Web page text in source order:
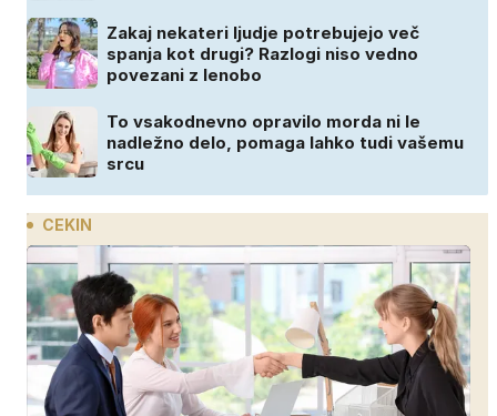
Zakaj nekateri ljudje potrebujejo več
spanja kot drugi? Razlogi niso vedno
povezani z lenobo
To vsakodnevno opravilo morda ni le
nadležno delo, pomaga lahko tudi vašemu
srcu
CEKIN